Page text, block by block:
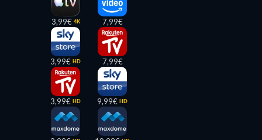
3,99€ 4K
3,99€ HD
3,99€ HD
7,99€
7,99€
9,99€ HD